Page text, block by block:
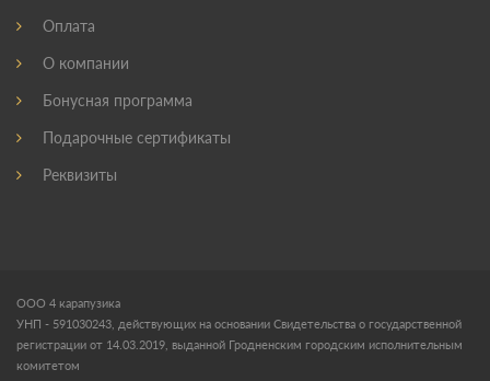
Оплата
О компании
Бонусная программа
Подарочные сертификаты
Реквизиты
ООО 4 карапузика
УНП - 591030243, действующих на основании Свидетельства о государственной
регистрации от 14.03.2019, выданной Гродненским городским исполнительным
комитетом